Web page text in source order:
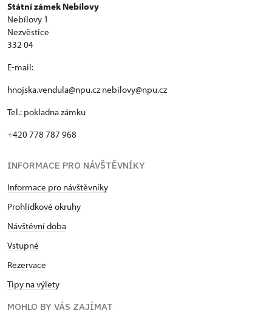
Státní zámek Nebílovy
Nebílovy 1
Nezvěstice
332 04
E-mail:
hnojska.vendula@npu.cznebilovy@npu.cz
Tel.: pokladna zámku
+420 778 787 968
INFORMACE PRO NÁVŠTĚVNÍKY
Informace pro návštěvníky
Prohlídkové okruhy
Návštěvní doba
Vstupné
Rezervace
Tipy na výlety
MOHLO BY VÁS ZAJÍMAT